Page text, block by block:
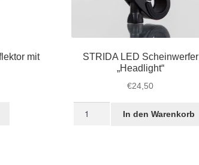
mit
STRIDA LED Scheinwerfer
„Headlight“
€24,50
In den Warenkorb